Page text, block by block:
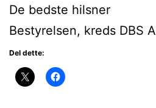
De bedste hilsner
Bestyrelsen, kreds DBS
Del dette: